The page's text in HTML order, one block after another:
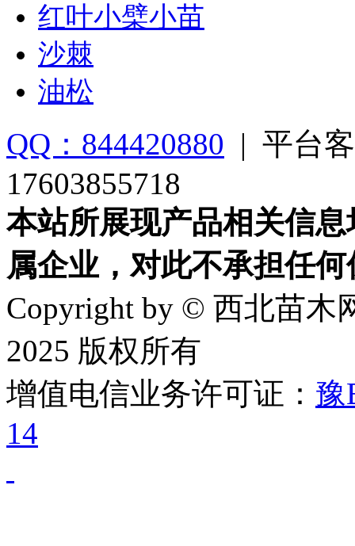
红叶小檗小苗
沙棘
油松
QQ：844420880 | 平台
17603855718
本站所展现产品相关信
属企业，对此不承担任
Copyright by © 西北苗木
2025 版权所有
增值电信业务许可证： 豫
14